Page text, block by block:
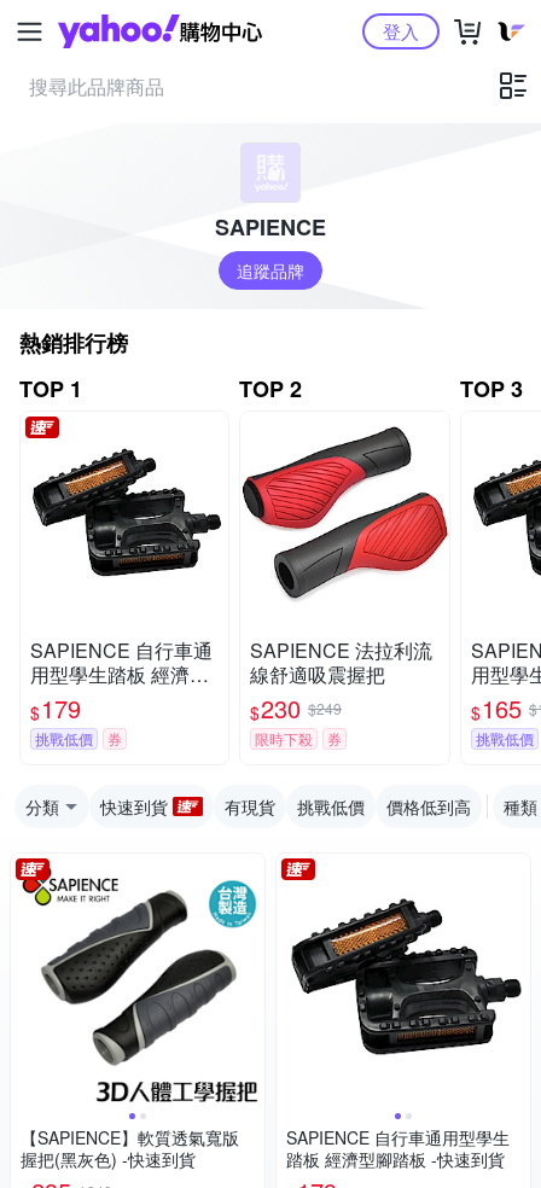
Yahoo購物中心登入
SAPIENCE
追蹤品牌
熱銷排行榜
TOP 1
SAPIENCE 自行車通
用型學生踏板 經濟型
腳踏板 -快速到貨
$179
挑戰低價 券
TOP 2
SAPIENCE 法拉利流
線舒適吸震握把
$230 $249
限時下殺
券
TOP 3
用型學
腳踏板
$165
挑戰低價
分類 快速到貨 有現貨 挑戰低價 價格低到高 種類
【SAPIENCE】軟質透氣寬版
握把(黑灰色) -快速到貨
SAPIENCE 自行車通用型學生
踏板 經濟型腳踏板 -快速到貨